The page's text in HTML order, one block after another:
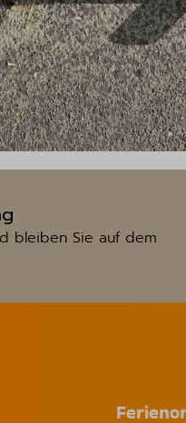
bleiben Sie auf dem